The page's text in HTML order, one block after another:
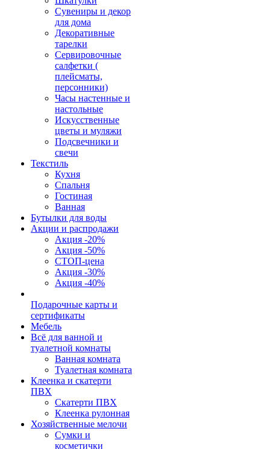
Сувениры и декор
для дома
Декоративные
тарелки
Сервировочные
салфетки (
плейсматы,
персонники)
Часы настенные и
настольные
Искусственные
цветы и муляжи
Подсвечники и
свечи
Текстиль
Кухня
Спальня
Гостиная
Ванная
Бутылки для воды
Акции и распродажи
Акция -20%
Акция -50%
СТОП-цена
Акция -30%
Акция -40%
Подарочные карты и
сертификаты
Мебель
Всё для ванной и
туалетной комнаты
Ванная комната
Туалетная комната
Клеенка и скатерти
ПВХ
Скатерти ПВХ
Клеенка рулонная
Хозяйственные мелочи
Сумки и
косметички